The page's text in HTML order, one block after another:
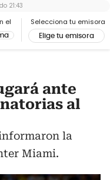
el Selecciona tu emisora
Elige tu emisora
21:43
ante
al
la
Miami.